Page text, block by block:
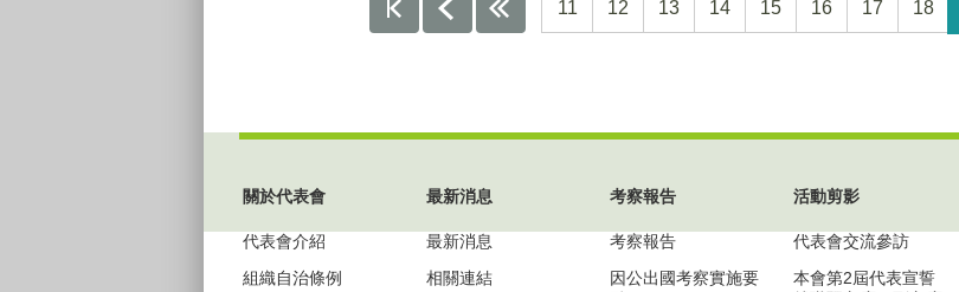
11 12 13 14 15 16 17 18
關於代表會
代表會介紹
組織自治條例
最新消息
最新消息
相關連結
考察報告
考察報告
因公出國考察實施要
活動剪影
代表會交流參訪
本會第2屆代表宣誓